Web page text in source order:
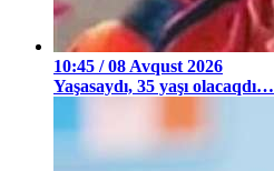
10:45 / 08 Avqust 2026
Yaşasaydı, 35 yaşı olacaqdı…